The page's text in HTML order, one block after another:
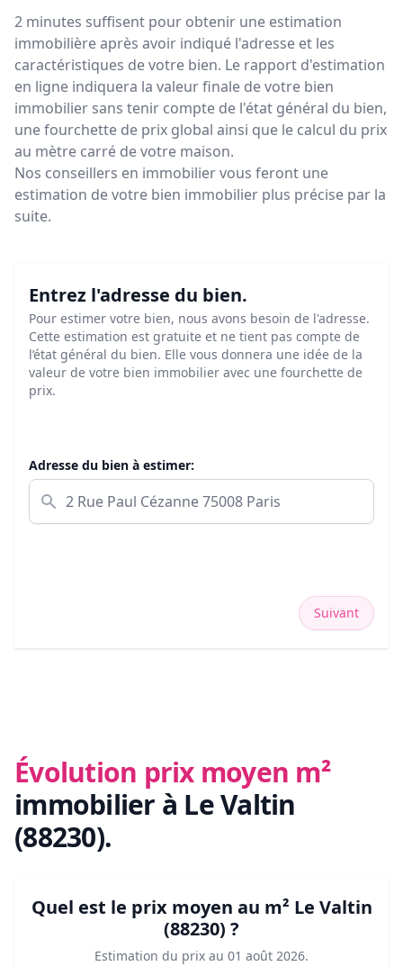
2 minutes suffisent pour obtenir une estimation
immobilière après avoir indiqué l'adresse et les
caractéristiques de votre bien. Le rapport d'estimation
en ligne indiquera la valeur finale de votre bien
immobilier sans tenir compte de l'état général du bien,
une fourchette de prix global ainsi que le calcul du prix
au mètre carré de votre maison.
Nos conseillers en immobilier vous feront une
estimation de votre bien immobilier plus précise par la
suite.
Entrez l'adresse du bien.
Pour estimer votre bien, nous avons besoin de l'adresse.
Cette estimation est gratuite et ne tient pas compte de
l’état général du bien. Elle vous donnera une idée de la
valeur de votre bien immobilier avec une fourchette de
prix.
Adresse du bien à estimer:
Suivant
Évolution prix moyen m²
immobilier à Le Valtin
(88230).
Quel est le prix moyen au m² Le Valtin
(88230) ?
Estimation du prix au 01 août 2026.